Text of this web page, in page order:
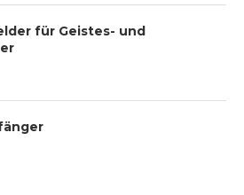
für Geistes- und